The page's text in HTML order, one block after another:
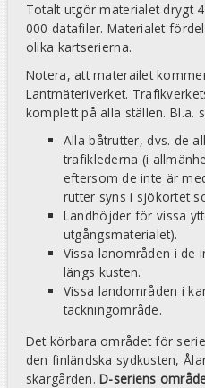
Totalt utgör materialet drygt
000 datafiler. Materialet
olika kartserierna.
Notera, att materailet
Lantmäteriverket.
komplett på alla ställen. Bl.a.
Alla båtrutter, dvs. de
trafiklederna (i
eftersom de inte är
rutter syns i sjökortet
Landhöjder för vissa
utgångsmaterialet).
Vissa lanområden i de
längs kusten.
Vissa landområden i
täckningområde.
Det körbara området för
den finländska sydkusten,
skärgården.D-seriens